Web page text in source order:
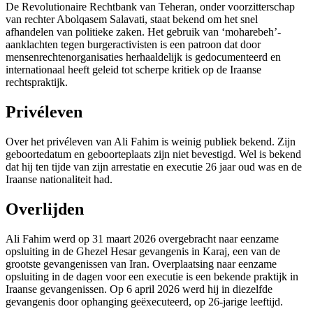
De Revolutionaire Rechtbank van Teheran, onder voorzitterschap
van rechter Abolqasem Salavati, staat bekend om het snel
afhandelen van politieke zaken. Het gebruik van ‘moharebeh’-
aanklachten tegen burgeractivisten is een patroon dat door
mensenrechtenorganisaties herhaaldelijk is gedocumenteerd en
internationaal heeft geleid tot scherpe kritiek op de Iraanse
rechtspraktijk.
Privéleven
Over het privéleven van Ali Fahim is weinig publiek bekend. Zijn
geboortedatum en geboorteplaats zijn niet bevestigd. Wel is bekend
dat hij ten tijde van zijn arrestatie en executie 26 jaar oud was en de
Iraanse nationaliteit had.
Overlijden
Ali Fahim werd op 31 maart 2026 overgebracht naar eenzame
opsluiting in de Ghezel Hesar gevangenis in Karaj, een van de
grootste gevangenissen van Iran. Overplaatsing naar eenzame
opsluiting in de dagen voor een executie is een bekende praktijk in
Iraanse gevangenissen. Op 6 april 2026 werd hij in diezelfde
gevangenis door ophanging geëxecuteerd, op 26-jarige leeftijd.